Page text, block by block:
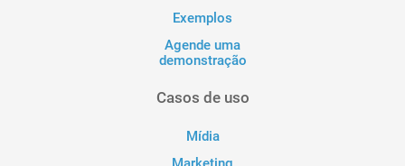
Exemplos
Agende uma
demonstração
Casos de uso
Mídia